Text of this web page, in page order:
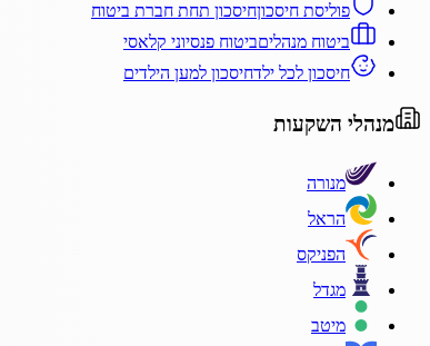
פוליסת חיסכוןחיסכון תחת חברת ביטוח
ביטוח מנהליםביטוח פנסיוני קלאסי
חיסכון לכל ילדחיסכון למען הילדים
מנהלי השקעות
מנורה
הראל
הפניקס
מגדל
מיטב